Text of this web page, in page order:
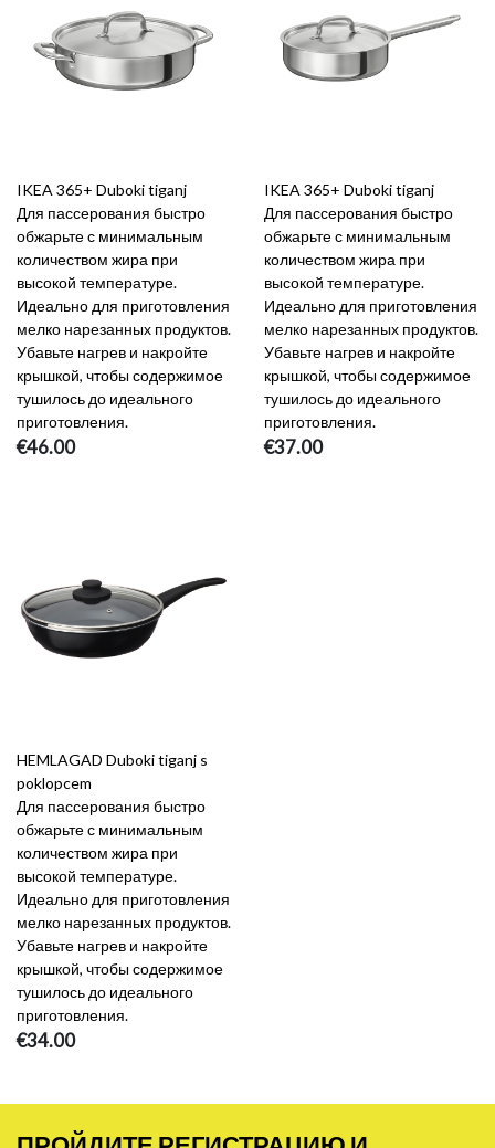
IKEA 365+ Duboki tiganj
Для пассерования быстро
обжарьте с минимальным
количеством жира при
высокой температуре.
Идеально для приготовления
мелко нарезанных продуктов.
Убавьте нагрев и накройте
крышкой, чтобы содержимое
тушилось до идеального
приготовления.
€46.00
IKEA 365+ Duboki tiganj
Для пассерования быстро
обжарьте с минимальным
количеством жира при
высокой температуре.
Идеально для приготовления
мелко нарезанных продуктов.
Убавьте нагрев и накройте
крышкой, чтобы содержимое
тушилось до идеального
приготовления.
€37.00
HEMLAGAD Duboki tiganj s
poklopcem
Для пассерования быстро
обжарьте с минимальным
количеством жира при
высокой температуре.
Идеально для приготовления
мелко нарезанных продуктов.
Убавьте нагрев и накройте
крышкой, чтобы содержимое
тушилось до идеального
приготовления.
€34.00